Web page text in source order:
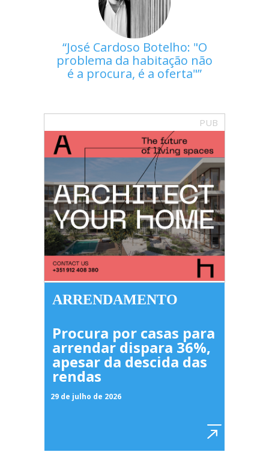
José Cardoso Botelho: "O
problema da habitação não
é a procura, é a oferta"
PUB
ARRENDAMENTO
Procura por casas para
arrendar dispara 36%,
apesar da descida das
rendas
29 de julho de 2026